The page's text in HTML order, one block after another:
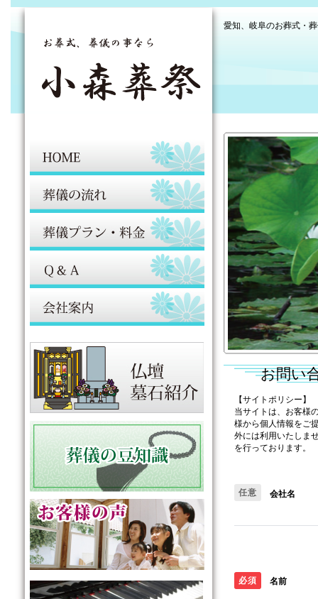
愛知、岐阜のお葬式・
お問い合
【サイトポリシー】
当サイトは、お客様
様から個人情報をご
外には利用いたしま
を行っております。
任意 会社名
必須 名前